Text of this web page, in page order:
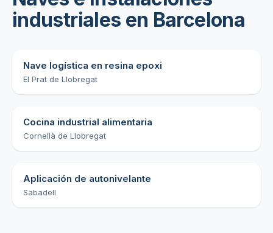
industriales en Barcelona
Nave logística en resina epoxi
El Prat de Llobregat
Cocina industrial alimentaria
Cornellà de Llobregat
Aplicación de autonivelante
Sabadell